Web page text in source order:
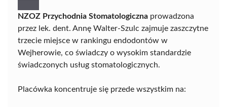
NZOZ Przychodnia Stomatologiczna prowadzona
przez lek. dent. Annę Walter-Szulc zajmuje zaszczytne
trzecie miejsce w rankingu endodontów w
Wejherowie, co świadczy o wysokim standardzie
świadczonych usług stomatologicznych.
Placówka koncentruje się przede wszystkim na: